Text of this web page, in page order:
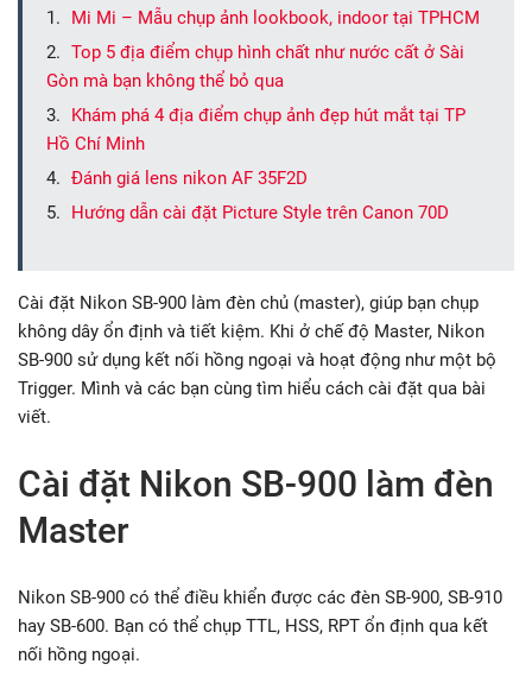
Mi Mi – Mẫu chụp ảnh lookbook, indoor tại TPHCM
Top 5 địa điểm chụp hình chất như nước cất ở Sài
Gòn mà bạn không thể bỏ qua
Khám phá 4 địa điểm chụp ảnh đẹp hút mắt tại TP
Hồ Chí Minh
Đánh giá lens nikon AF 35F2D
Hướng dẫn cài đặt Picture Style trên Canon 70D
Cài đặt Nikon SB-900 làm đèn chủ (master), giúp bạn chụp
không dây ổn định và tiết kiệm. Khi ở chế độ Master, Nikon
SB-900 sử dụng kết nối hồng ngoại và hoạt động như một bộ
Trigger. Mình và các bạn cùng tìm hiểu cách cài đặt qua bài
viết.
Cài đặt Nikon SB-900 làm đèn
Master
Nikon SB-900 có thể điều khiển được các đèn SB-900, SB-910
hay SB-600. Bạn có thể chụp TTL, HSS, RPT ổn định qua kết
nối hồng ngoại.